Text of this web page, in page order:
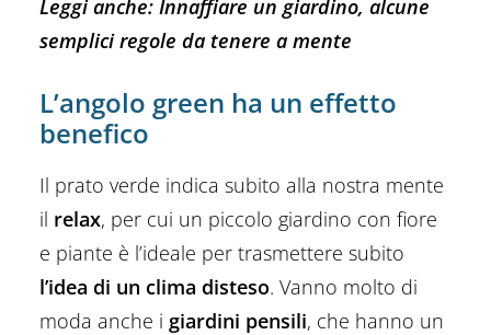
Leggi anche: Innaffiare un giardino, alcune
semplici regole da tenere a mente
L’angolo green ha un effetto
benefico
Il prato verde indica subito alla nostra mente
il relax, per cui un piccolo giardino con fiore
e piante è l’ideale per trasmettere subito
l’idea di un clima disteso. Vanno molto di
moda anche i giardini pensili, che hanno un